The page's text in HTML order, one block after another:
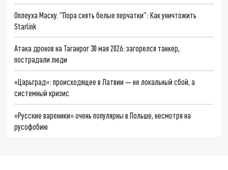
Оплеуха Маску. "Пора снять белые перчатки": Как уничтожить
Starlink
Атака дронов на Таганрог 30 мая 2026: загорелся танкер,
пострадали люди
«Царьград»: происходящее в Латвии — не локальный сбой, а
системный кризис
«Русские вареники» очень популярны в Польше, несмотря на
русофобию